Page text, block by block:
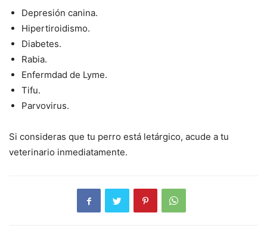
Depresión canina.
Hipertiroidismo.
Diabetes.
Rabia.
Enfermdad de Lyme.
Tifu.
Parvovirus.
Si consideras que tu perro está letárgico, acude a tu
veterinario inmediatamente.